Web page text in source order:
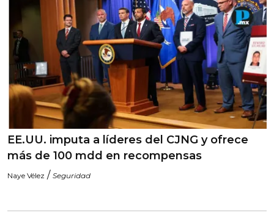
EE.UU. imputa a líderes del CJNG y ofrece
más de 100 mdd en recompensas
Naye Vélez / Seguridad